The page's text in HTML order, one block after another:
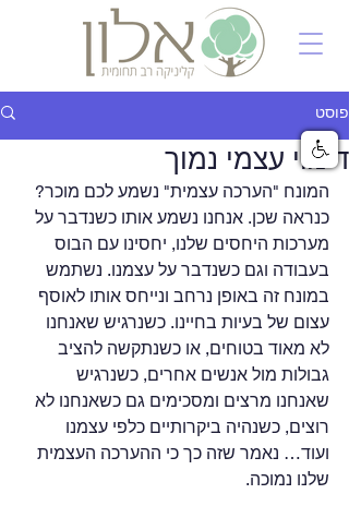
פוסט
דימוי עצמי נמוך
המונח "הערכה עצמית" נשמע לכם מוכר?
כנראה שכן. אנחנו נשמע אותו כשנדבר על
מערכות היחסים שלנו, יחסינו עם הבוס
בעבודה וגם כשנדבר על עצמנו. נשתמש
במונח זה באופן נרחב ונייחס אותו לאוסף
עצום של בעיות בחיינו. כשנרגיש שאנחנו
לא מאוד בטוחים, או כשנתקשה להציב
גבולות מול אנשים אחרים, כשנרגיש
שאנחנו מרצים ומסכימים גם כשאנחנו לא
רוצים, כשנהיה ביקרותיים כלפי עצמנו
ועוד… נאמר שזה כך כי ההערכה העצמית
שלנו נמוכה.